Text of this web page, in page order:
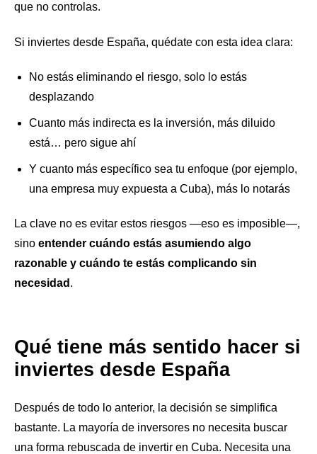
que no controlas.
Si inviertes desde España, quédate con esta idea clara:
No estás eliminando el riesgo, solo lo estás
desplazando
Cuanto más indirecta es la inversión, más diluido
está… pero sigue ahí
Y cuanto más específico sea tu enfoque (por ejemplo,
una empresa muy expuesta a Cuba), más lo notarás
La clave no es evitar estos riesgos —eso es imposible—,
sino entender cuándo estás asumiendo algo
razonable y cuándo te estás complicando sin
necesidad .
Qué tiene más sentido hacer si
inviertes desde España
Después de todo lo anterior, la decisión se simplifica
bastante. La mayoría de inversores no necesita buscar
una forma rebuscada de invertir en Cuba. Necesita una